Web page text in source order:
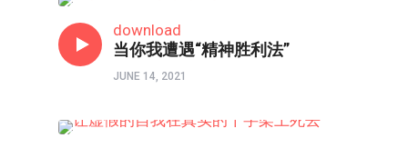
download
当你我遭遇“精神胜利法”
JUNE 14, 2021